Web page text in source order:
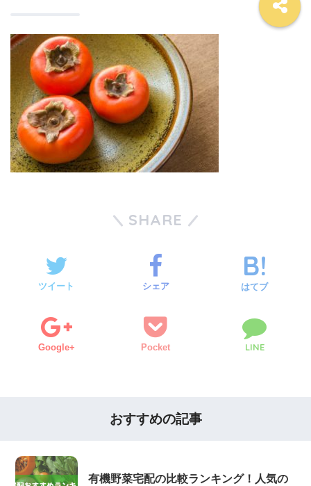
SHARE
ツイート シェア はてブ
Google+ Pocket LINE
おすすめの記事
有機野菜宅配の比較ランキング！人気の